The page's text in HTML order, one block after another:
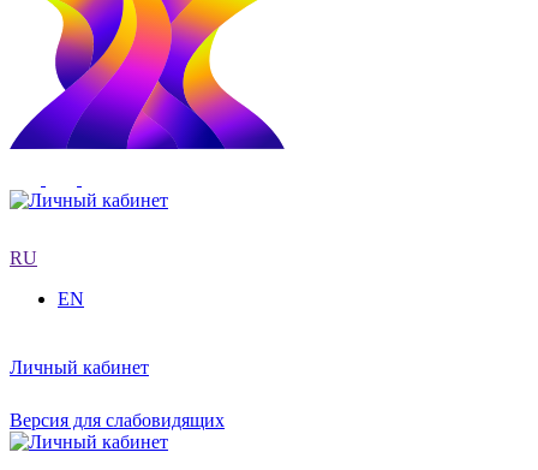
RU
EN
Личный кабинет
Версия для слабовидящих